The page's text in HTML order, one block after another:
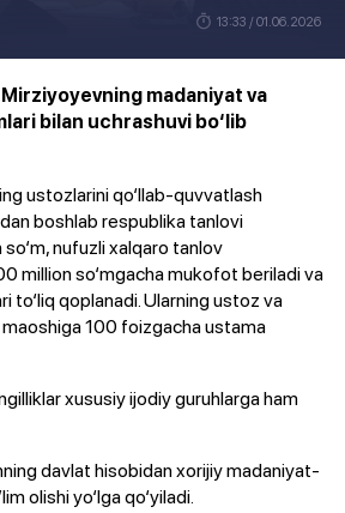
13:33 / 01.06.2026
madaniyat va
bilan uchrashuvi bo‘lib
ustozlarini qo‘llab-quvvatlash
boshlab respublika tanlovi
nufuzli xalqaro tanlov
million so‘mgacha mukofot beriladi va
to‘liq qoplanadi. Ularning ustoz va
100 foizgacha ustama
xususiy ijodiy guruhlarga ham
davlat hisobidan xorijiy madaniyat-
olishi yo‘lga qo‘yiladi.